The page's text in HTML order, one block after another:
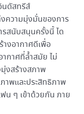
นดัสทรีส์
งความมุ่งมั่นของการ
สนับสนุนครั้งนี้ ได
งอากาศดีเพื่อ
กาศที่ล้ำสมัย ไม่
งสร้างสภาพ
พและประสิทธิภาพ
น ๆ เข้าด้วยกัน ภาย